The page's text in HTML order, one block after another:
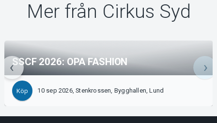
Mer från Cirkus Syd
SSCF 2026: OPA FASHION
Köp 10 sep 2026, Stenkrossen, Bygghallen, Lund